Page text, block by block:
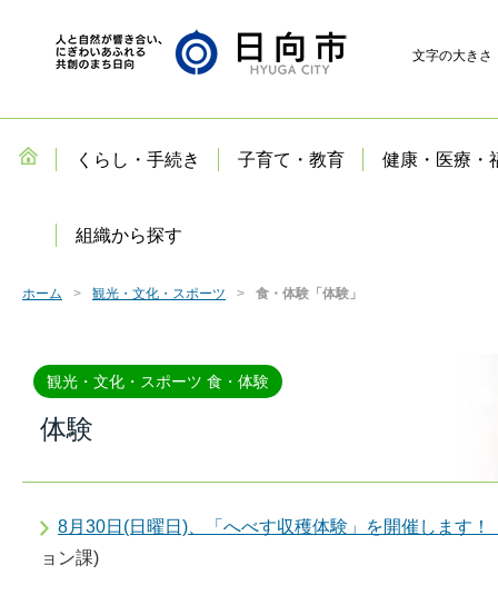
文字の大きさ
くらし・手続き 子育て・教育 健康・医療・
組織から探す
ホーム 観光・文化・スポーツ 食・体験「体験」
観光・文化・スポーツ 食・体験
体験
8月30日(日曜日)、「へべす収穫体験」を開催しま
ョン課)